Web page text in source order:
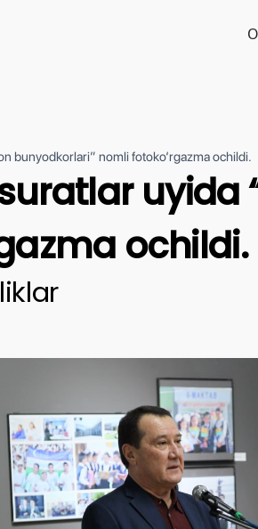
bunyodkorlari” nomli fotoko‘rgazma ochildi.
uyida
ochildi.